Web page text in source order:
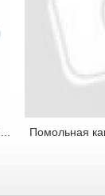
Помольная